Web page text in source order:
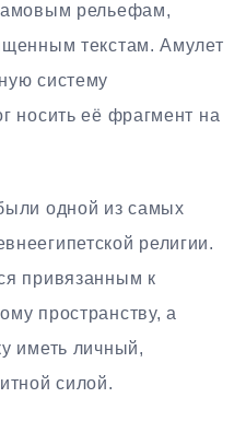
рельефам,
текстам. Амулет
систему
носить её фрагмент на
одной из самых
религии.
привязанным к
пространству, а
иметь личный,
силой.